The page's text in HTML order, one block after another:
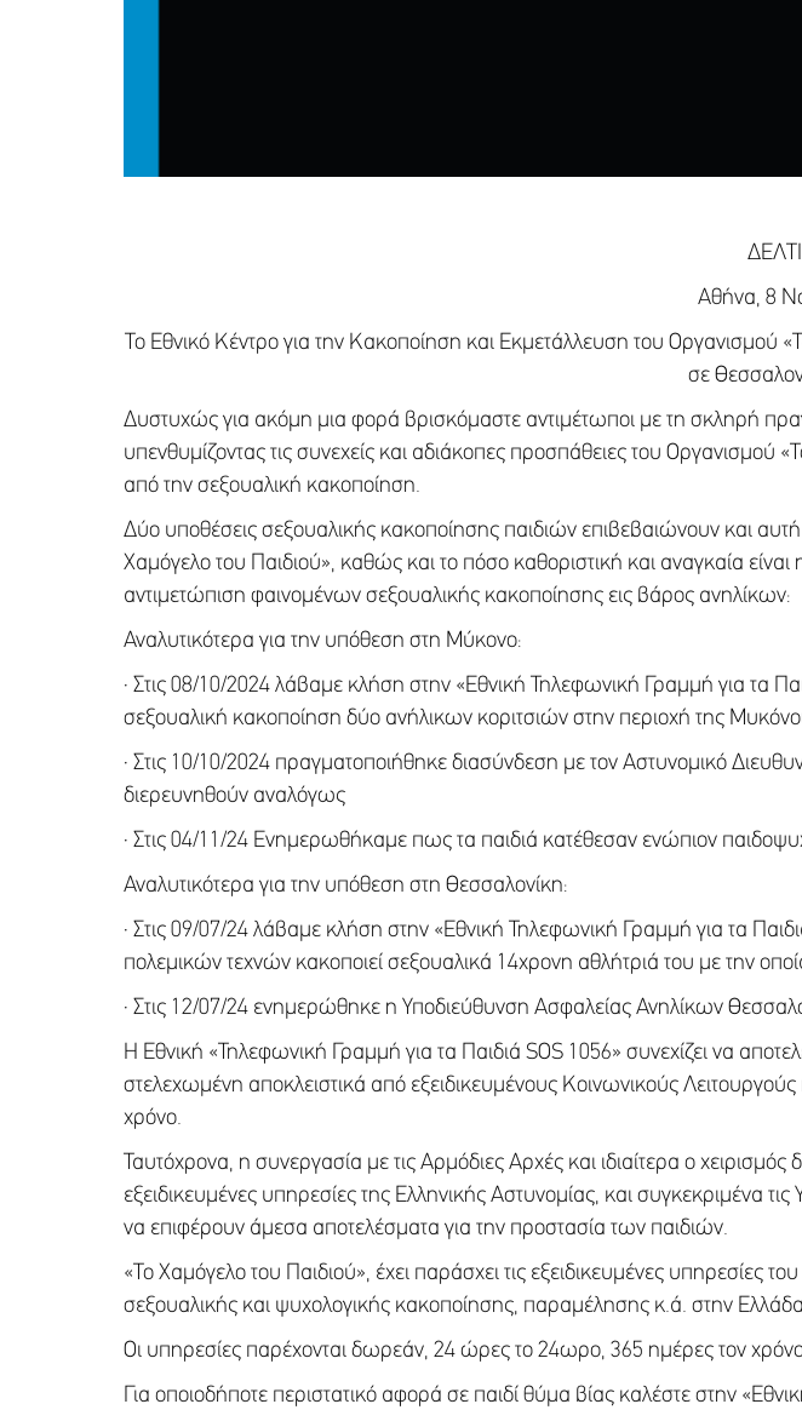
Αθήνα, 8
Το Εθνικό Κέντρο για την Κακοποίηση και Εκμετάλλευση του
σε
Δυστυχώς για ακόμη μια φορά βρισκόμαστε αντιμέτωποι με τη σκληρή
υπενθυμίζοντας τις συνεχείς και αδιάκοπες προσπάθειες του Οργανισμού
από την σεξουαλική κακοποίηση.
Δύο υποθέσεις σεξουαλικής κακοποίησης παιδιών επιβεβαιώνουν και
Χαμόγελο του Παιδιού», καθώς και το πόσο καθοριστική και αναγκαία
αντιμετώπιση φαινομένων σεξουαλικής κακοποίησης εις βάρος ανηλίκων:
Αναλυτικότερα για την υπόθεση στη Μύκονο:
· Στις 08/10/2024 λάβαμε κλήση στην «Εθνική Τηλεφωνική Γραμμή για τα
σεξουαλική κακοποίηση δύο ανήλικων κοριτσιών στην περιοχή της
· Στις 10/10/2024 πραγματοποιήθηκε διασύνδεση με τον Αστυνομικό
διερευνηθούν αναλόγως
· Στις 04/11/24 Ενημερωθήκαμε πως τα παιδιά κατέθεσαν ενώπιον
Αναλυτικότερα για την υπόθεση στη Θεσσαλονίκη:
· Στις 09/07/24 λάβαμε κλήση στην «Εθνική Τηλεφωνική Γραμμή για τα
πολεμικών τεχνών κακοποιεί σεξουαλικά 14χρονη αθλήτριά του με την
· Στις 12/07/24 ενημερώθηκε η Υποδιεύθυνση Ασφαλείας Ανηλίκων
Η Εθνική «Τηλεφωνική Γραμμή για τα Παιδιά SOS 1056» συνεχίζει να
στελεχωμένη αποκλειστικά από εξειδικευμένους Κοινωνικούς
χρόνο.
Ταυτόχρονα, η συνεργασία με τις Αρμόδιες Αρχές και ιδιαίτερα ο
εξειδικευμένες υπηρεσίες της Ελληνικής Αστυνομίας, και συγκεκριμένα
να επιφέρουν άμεσα αποτελέσματα για την προστασία των παιδιών.
«Το Χαμόγελο του Παιδιού», έχει παράσχει τις εξειδικευμένες υπηρεσίες
σεξουαλικής και ψυχολογικής κακοποίησης, παραμέλησης κ.ά. στην Ελλάδα
Οι υπηρεσίες παρέχονται δωρεάν, 24 ώρες το 24ωρο, 365 ημέρες τον
Για οποιοδήποτε περιστατικό αφορά σε παιδί θύμα βίας καλέστε στην